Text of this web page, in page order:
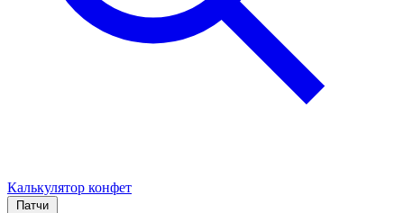
Калькулятор конфет
Патчи